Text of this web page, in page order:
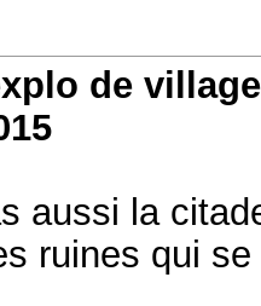
de
aussi la
ruines qui